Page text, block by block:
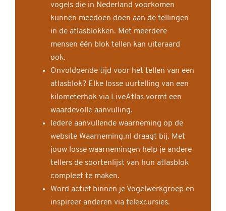
vogels die in Nederland voorkomen
kunnen meedoen doen aan de tellingen
in de atlasblokken. Met meerdere
mensen één blok tellen kan uiteraard
ook.
Onvoldoende tijd voor het tellen van een
atlasblok? Elke losse uurtelling van een
kilometerhok via LiveAtlas vormt een
waardevolle aanvulling.
Iedere aanvullende waarneming op de
website Waarneming.nl draagt bij. Met
jouw losse waarnemingen help je andere
tellers de soortenlijst van hun atlasblok
compleet te maken.
Word actief binnen je Vogelwerkgroep en
inspireer anderen via telexcursies.